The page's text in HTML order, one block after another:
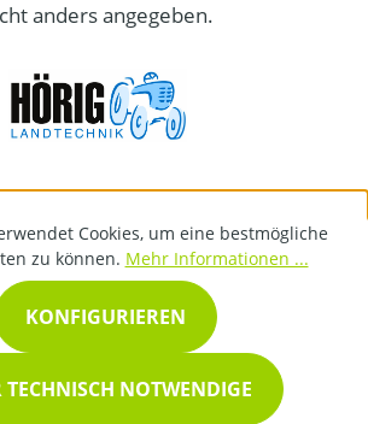
anders angegeben.
Cookies, um eine bestmögliche
zu können. Mehr Informationen ...
TECHNISCH NOTWENDIGE
KONFIGURIEREN